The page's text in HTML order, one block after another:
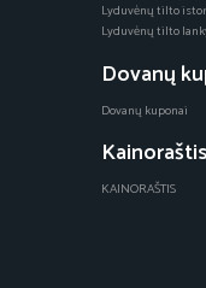
Lyduvėnų tilto
Lyduvėnų tilto
Dovanų
Dovanų kuponai
Kainoraštis
KAINORAŠTIS